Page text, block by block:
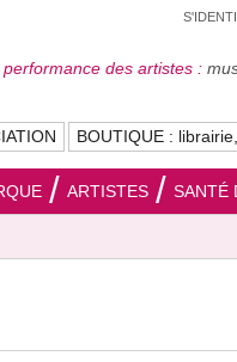
des artistes :
BOUTIQUE :
ARTISTES SANTÉ